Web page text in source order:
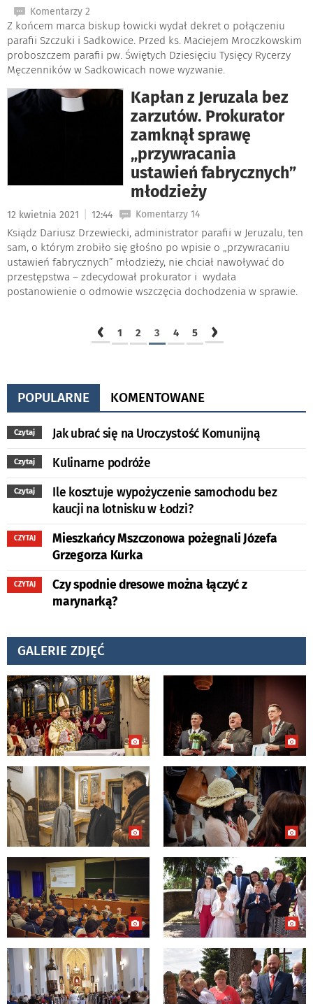
Komentarzy 2
Z końcem marca biskup łowicki wydał dekret o połączeniu
parafii Szczuki i Sadkowice. Przed ks. Maciejem Mroczkowskim
proboszczem parafii pw. Świętych Dziesięciu Tysięcy Rycerzy
Męczenników w Sadkowicach nowe wyzwanie.
Kapłan z Jeruzala bez
zarzutów. Prokurator
zamknął sprawę
„przywracania
ustawień fabrycznych”
młodzieży
12 kwietnia 2021 12:44 Komentarzy 14
Ksiądz Dariusz Drzewiecki, administrator parafii w Jeruzalu, ten
sam, o którym zrobiło się głośno po wpisie o „przywracaniu
ustawień fabrycznych” młodzieży, nie chciał nawoływać do
przestępstwa – zdecydował prokurator i wydała
postanowienie o odmowie wszczęcia dochodzenia w sprawie.
‹ 1 2 3 4 5 ›
POPULARNE KOMENTOWANE
Czytaj Jak ubrać się na Uroczystość Komunijną
Czytaj Kulinarne podróże
Czytaj
Ile kosztuje wypożyczenie samochodu bez
kaucji na lotnisku w Łodzi?
CZYTAJ
Mieszkańcy Mszczonowa pożegnali Józefa
Grzegorza Kurka
CZYTAJ
Czy spodnie dresowe można łączyć z
marynarką?
GALERIE ZDJĘĆ